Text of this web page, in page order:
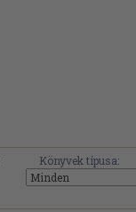
Könyvek típusa: